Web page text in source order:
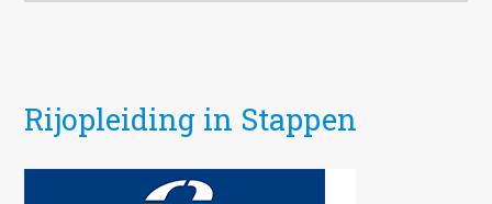
Rijopleiding in Stappen